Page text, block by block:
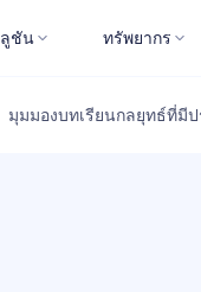
ชัน ทรัพยากร
มุมมองบทเรียนกลยุทธ์ที่มี